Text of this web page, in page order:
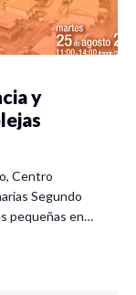
y
Centro
Segundo
pequeñas en…